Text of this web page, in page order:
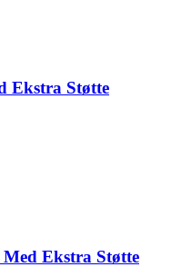
Ekstra Støtte
Ekstra Støtte